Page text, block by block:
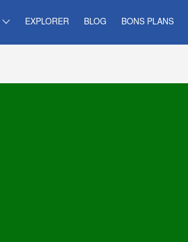
EXPLORER BLOG BONS PLANS